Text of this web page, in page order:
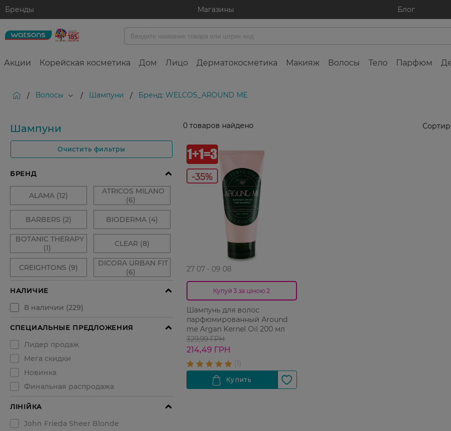
Бренды Магазины Блог
Акции Корейская косметика Дом Лицо Дерматокосметика Макияж Волосы Тело Парфюм
/ Волосы / Шампуни / Бренд: WELCOS_AROUND ME
Шампуни
Очистить фильтры
0 товаров найдено
-35%
27 07 - 09 08
Купуй 3 за ціною 2
Шампунь для волос
парфюмированный Around
me Argan Kernel Oil 200 мл
329,99 ГРН
214,49 ГРН